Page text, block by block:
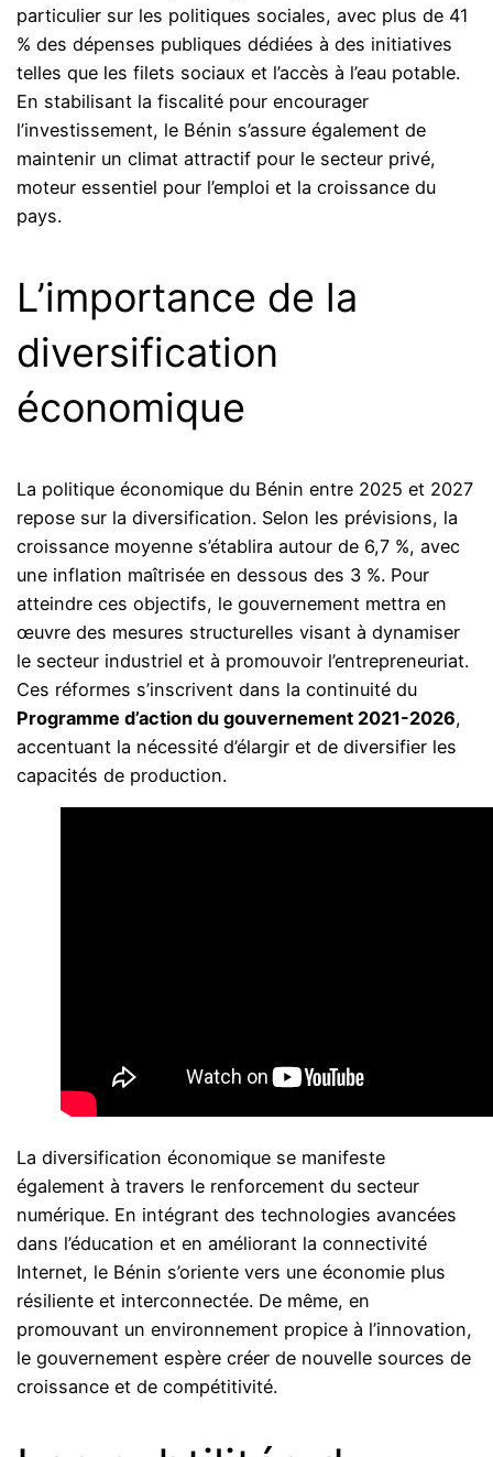
particulier sur les politiques sociales, avec plus de 41
% des dépenses publiques dédiées à des initiatives
telles que les filets sociaux et l’accès à l’eau potable.
En stabilisant la fiscalité pour encourager
l’investissement, le Bénin s’assure également de
maintenir un climat attractif pour le secteur privé,
moteur essentiel pour l’emploi et la croissance du
pays.
L’importance de la
diversification
économique
La politique économique du Bénin entre 2025 et 2027
repose sur la diversification. Selon les prévisions, la
croissance moyenne s’établira autour de 6,7 %, avec
une inflation maîtrisée en dessous des 3 %. Pour
atteindre ces objectifs, le gouvernement mettra en
œuvre des mesures structurelles visant à dynamiser
le secteur industriel et à promouvoir l’entrepreneuriat.
Ces réformes s’inscrivent dans la continuité du
Programme d’action du gouvernement 2021-2026,
accentuant la nécessité d’élargir et de diversifier les
capacités de production.
La diversification économique se manifeste
également à travers le renforcement du secteur
numérique. En intégrant des technologies avancées
dans l’éducation et en améliorant la connectivité
Internet, le Bénin s’oriente vers une économie plus
résiliente et interconnectée. De même, en
promouvant un environnement propice à l’innovation,
le gouvernement espère créer de nouvelle sources de
croissance et de compétitivité.